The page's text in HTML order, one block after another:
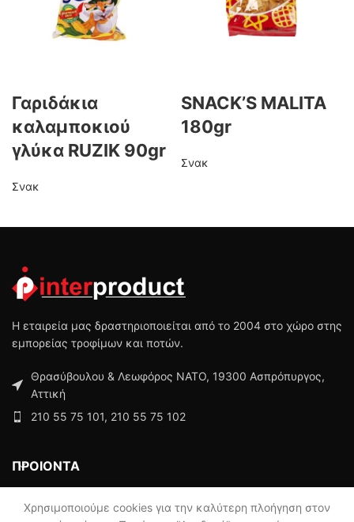
Γαριδάκια
καλαμποκιού
γλύκα RUZIK 90gr
Σνακ
SNACK’S MALITA
180gr
Σνακ
Η εταιρεία μας δραστηριοποιείται από το 2004 στο χώρο στης
εμπορείας τροφίμων και ποτών.
Θρασύβουλου & Λεωφόρος ΝΑΤΟ, 19300 Ασπρόπυργος,
Αττική
210 55 75 101, 210 55 75 102
ΠΡΟΙΟΝΤΑ
ΜΕΝΟΥ
Χρησιμοποιούμε cookies για την καλύτερη πλοήγηση στον